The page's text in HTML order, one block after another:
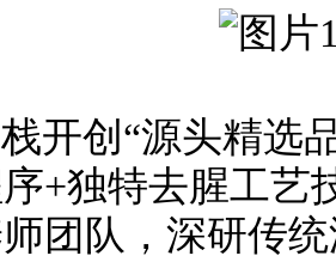
开创“源头精选
+独特去腥工艺
团队，深研传